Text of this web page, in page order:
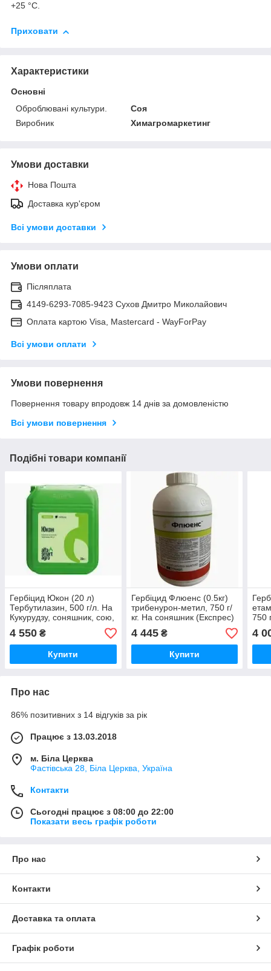
+25 °С.
Приховати
Характеристики
Основні
Оброблювані культури.
Соя
Виробник
Химагромаркетинг
Умови доставки
Нова Пошта
Доставка кур'єром
Всі умови доставки
Умови оплати
Післяплата
4149-6293-7085-9423 Сухов Дмитро Миколайович
Оплата картою Visa, Mastercard - WayForPay
Всі умови оплати
Умови повернення
Повернення товару впродовж 14 днів за домовленістю
Всі умови повернення
Подібні товари компанії
Гербіцид Юкон (20 л)
Тербутилазин, 500 г/л. На
Кукурудзу, соняшник, сою,
горох. соняшник
4 550 ₴
Купити
Гербіцид Флюенс (0.5кг)
трибенурон-метил, 750 г/
кг. На соняшник (Експрес)
4 445₴
Купити
750
4
Про нас
86% позитивних з 14 відгуків за рік
Працює з 13.03.2018
м. Біла Церква
Фастівська 28, Біла Церква, Україна
Контакти
Сьогодні працює з 08:00 до 22:00
Показати весь графік роботи
Про нас
Контакти
Доставка та оплата
Графік роботи